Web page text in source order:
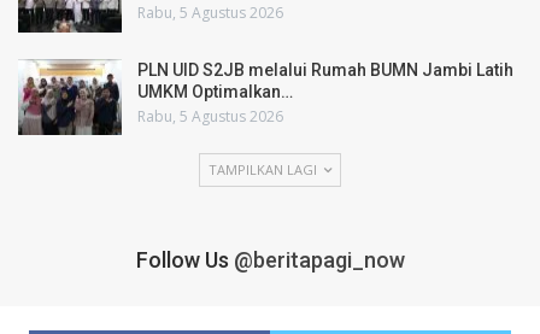
Rabu, 5 Agustus 2026
PLN UID S2JB melalui Rumah BUMN Jambi Latih
UMKM Optimalkan…
Rabu, 5 Agustus 2026
TAMPILKAN LAGI
Follow Us @beritapagi_now